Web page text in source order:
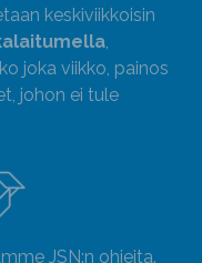
keskiviikkoisin
joka viikko, painos
johon ei tule
JSN:n ohjeita.